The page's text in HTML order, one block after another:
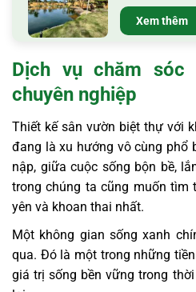
Xem thêm
Dịch vụ chăm
chuyên nghiệp
Thiết kế sân vườn biệt thự với
đang là xu hướng vô cùng phổ
nập, giữa cuộc sống bộn bề,
trong chúng ta cũng muốn tìm
yên và khoan thai nhất.
Một không gian sống xanh
qua. Đó là một trong những
giá trị sống bền vững trong